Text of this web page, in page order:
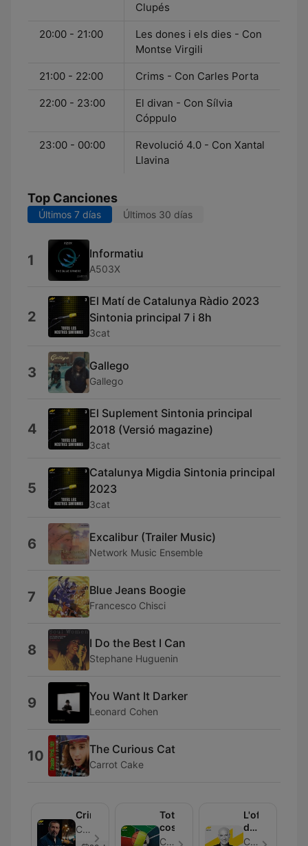
Clupés
20:00 - 21:00
Les dones i els dies - Con
Montse Virgili
21:00 - 22:00 Crims - Con Carles Porta
22:00 - 23:00
El divan - Con Sílvia
Cóppulo
23:00 - 00:00
Revolució 4.0 - Con Xantal
Llavina
Top Canciones
Últimos 7 días Últimos 30 días
1 Informatiu
A503X
2
El Matí de Catalunya Ràdio 2023
Sintonia principal 7 i 8h
3cat
3 Gallego
Gallego
4
El Suplement Sintonia principal
2018 (Versió magazine)
3cat
5
Catalunya Migdia Sintonia principal
2023
3cat
6 Excalibur (Trailer Music)
Network Music Ensemble
7 Blue Jeans Boogie
Francesco Chisci
8 I Do the Best I Can
Stephane Huguenin
9 You Want It Darker
Leonard Cohen
10 The Curious Cat
Carrot Cake
Crims
Catalunya Ràdio - Episodio 231
Tot
costa
Catalunya Ràdio - Episodio 403
L'ofici
de
viure
Catalunya Ràdio - Episodio 350